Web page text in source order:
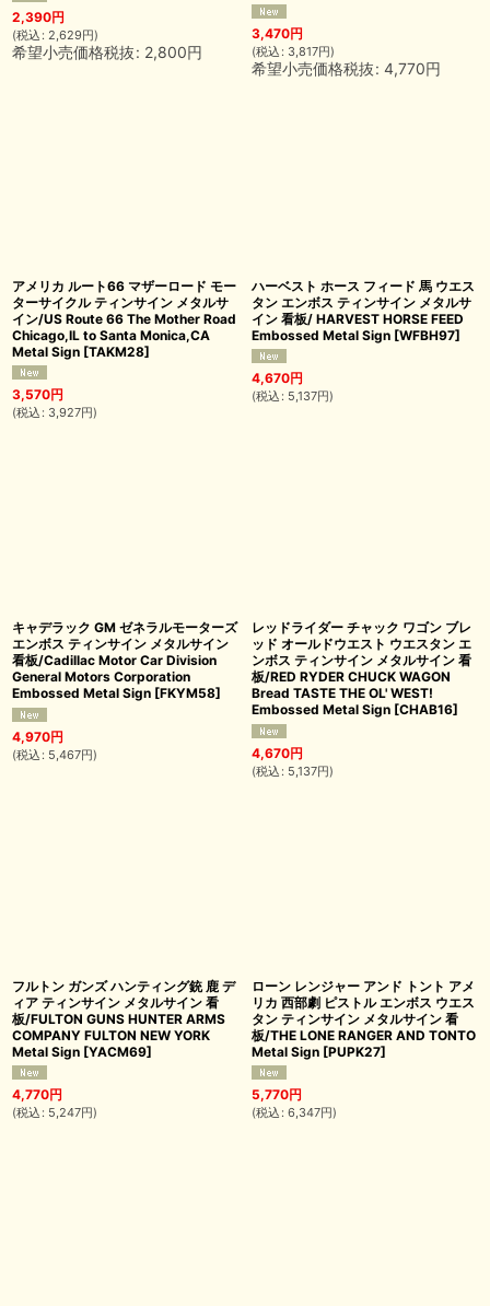
2,390円
(税込 : 2,629円)
希望小売価格税抜: 2,800円
3,470円
(税込 : 3,817円)
希望小売価格税抜: 4,770円
アメリカ ルート66 マザーロード モー
ターサイクル ティンサイン メタルサ
イン/US Route 66 The Mother Road
Chicago,IL to Santa Monica,CA
Metal Sign [TAKM28]
3,570円
(税込 : 3,927円)
ハーベスト ホース フィード 馬 ウエス
タン エンボス ティンサイン メタルサ
イン 看板/ HARVEST HORSE FEED
Embossed Metal Sign [WFBH97]
4,670円
(税込 : 5,137円)
キャデラック GM ゼネラルモーターズ
エンボス ティンサイン メタルサイン
看板/Cadillac Motor Car Division
General Motors Corporation
Embossed Metal Sign [FKYM58]
4,970円
(税込 : 5,467円)
レッドライダー チャック ワゴン ブレ
ッド オールドウエスト ウエスタン エ
ンボス ティンサイン メタルサイン 看
板/RED RYDER CHUCK WAGON
Bread TASTE THE OL' WEST!
Embossed Metal Sign [CHAB16]
4,670円
(税込 : 5,137円)
フルトン ガンズ ハンティング銃 鹿 デ
ィア ティンサイン メタルサイン 看
板/FULTON GUNS HUNTER ARMS
COMPANY FULTON NEW YORK
Metal Sign [YACM69]
4,770円
(税込 : 5,247円)
ローン レンジャー アンド トント アメ
リカ 西部劇 ピストル エンボス ウエス
タン ティンサイン メタルサイン 看
板/THE LONE RANGER AND TONTO
Metal Sign [PUPK27]
5,770円
(税込 : 6,347円)